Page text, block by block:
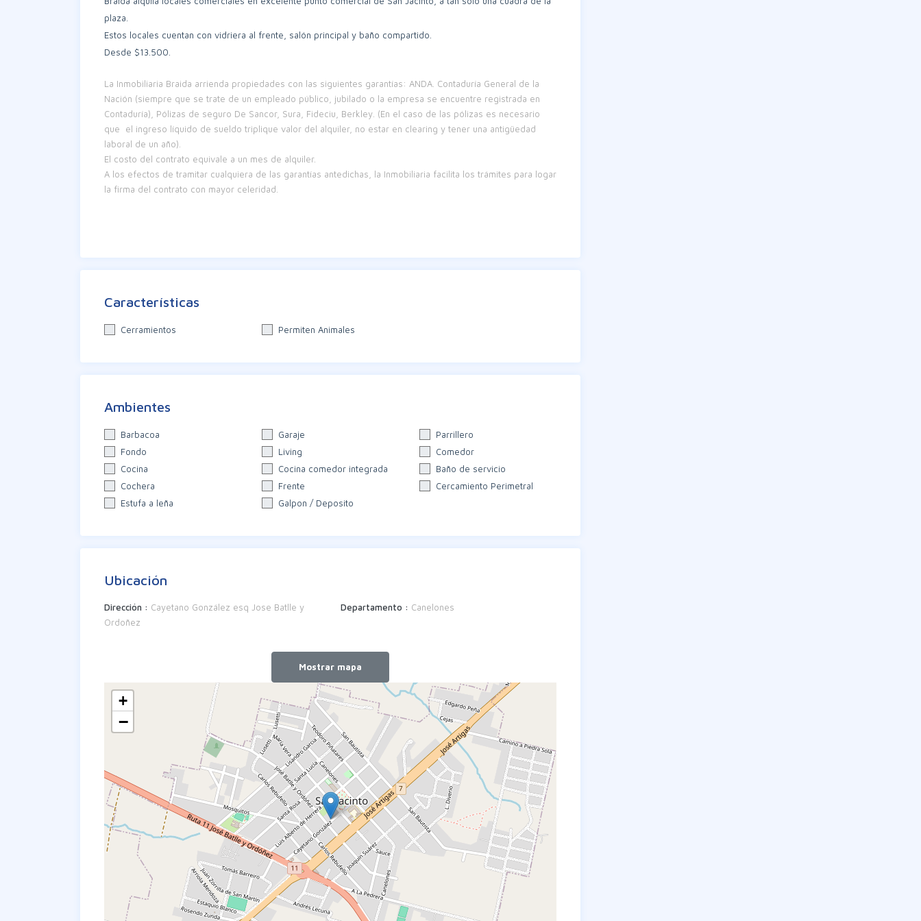
plaza.
Estos locales cuentan con vidriera al frente, salón principal y baño compartido.
Desde $13.500.
La Inmobiliaria Braida arrienda propiedades con las siguientes garantías: ANDA. Contaduría General de la
Nación (siempre que se trate de un empleado público, jubilado o la empresa se encuentre registrada en
Contaduría), Pólizas de seguro De Sancor, Sura, Fideciu, Berkley. (En el caso de las pólizas es necesario
que el ingreso líquido de sueldo triplique valor del alquiler, no estar en clearing y tener una antigüedad
laboral de un año).
El costo del contrato equivale a un mes de alquiler.
A los efectos de tramitar cualquiera de las garantías antedichas, la Inmobiliaria facilita los trámites para logar
la firma del contrato con mayor celeridad.
Características
Cerramientos Permiten Animales
Ambientes
Barbacoa Garaje
Parrillero
Fondo
Living
Comedor
Cocina
Cocina comedor integrada
Baño de servicio
Cochera
Frente
Cercamiento Perimetral
Estufa a leña
Galpon / Deposito
Ubicación
Dirección : Cayetano González esq Jose Batlle y
Ordoñez
Departamento : Canelones
+
−